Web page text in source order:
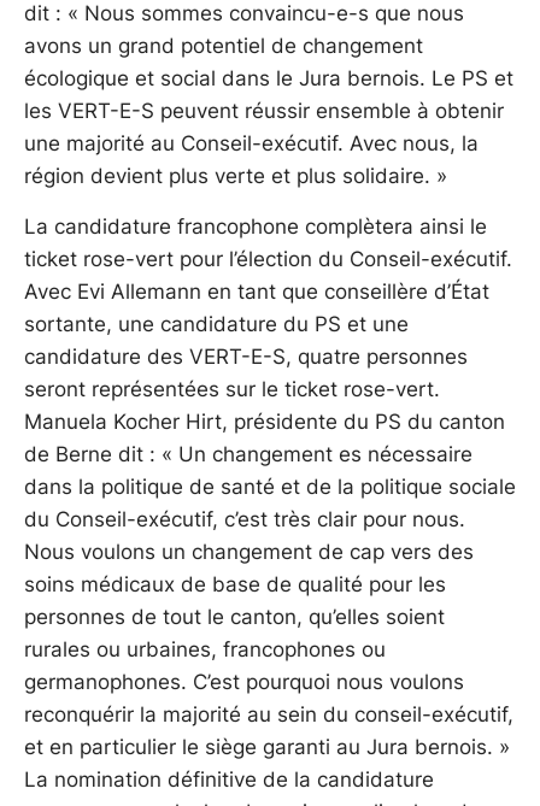
dit : « Nous sommes convaincu-e-s que nous
avons un grand potentiel de changement
écologique et social dans le Jura bernois. Le PS et
les VERT-E-S peuvent réussir ensemble à obtenir
une majorité au Conseil-exécutif. Avec nous, la
région devient plus verte et plus solidaire. »
La candidature francophone complètera ainsi le
ticket rose-vert pour l’élection du Conseil-exécutif.
Avec Evi Allemann en tant que conseillère d’État
sortante, une candidature du PS et une
candidature des VERT-E-S, quatre personnes
seront représentées sur le ticket rose-vert.
Manuela Kocher Hirt, présidente du PS du canton
de Berne dit : « Un changement es nécessaire
dans la politique de santé et de la politique sociale
du Conseil-exécutif, c’est très clair pour nous.
Nous voulons un changement de cap vers des
soins médicaux de base de qualité pour les
personnes de tout le canton, qu’elles soient
rurales ou urbaines, francophones ou
germanophones. C’est pourquoi nous voulons
reconquérir la majorité au sein du conseil-exécutif,
et en particulier le siège garanti au Jura bernois. »
La nomination définitive de la candidature